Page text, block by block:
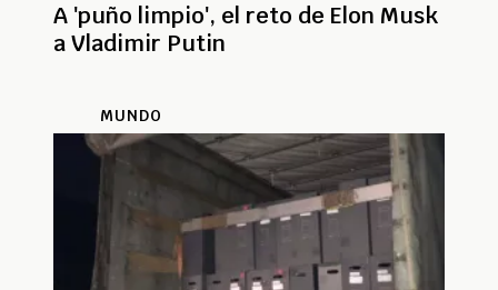
A 'puño limpio', el reto de Elon Musk
a Vladimir Putin
MUNDO